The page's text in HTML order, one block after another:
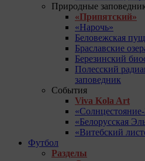
Природные
«Припятский»
«Нарочь»
Беловежская
Браславские
Березинский
Полесский
заповедник
События
Viva Kola Art
«Белорусская
«Витебский
Футбол
Разделы